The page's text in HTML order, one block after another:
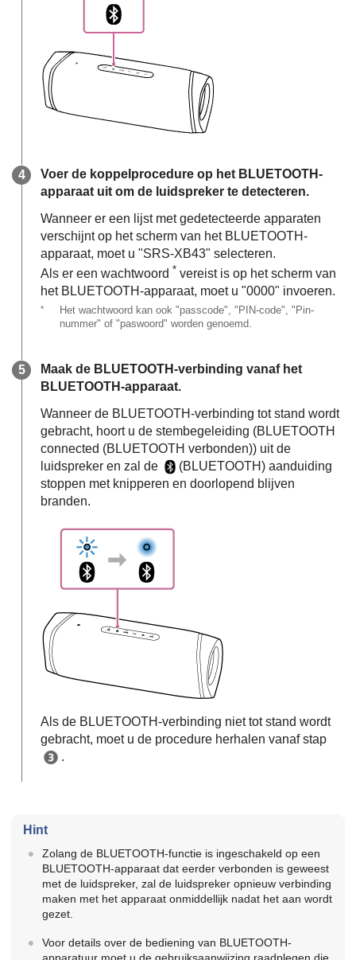
Voer de koppelprocedure op het BLUETOOTH-
apparaat uit om de luidspreker te detecteren.
Wanneer er een lijst met gedetecteerde apparaten
verschijnt op het scherm van het BLUETOOTH-
apparaat, moet u "SRS-XB43" selecteren.
Als er een wachtwoord * vereist is op het scherm van
het BLUETOOTH-apparaat, moet u "0000" invoeren.
*
Het wachtwoord kan ook "passcode", "PIN-code", "Pin-
nummer" of "paswoord" worden genoemd.
Maak de BLUETOOTH-verbinding vanaf het
BLUETOOTH-apparaat.
Wanneer de BLUETOOTH-verbinding tot stand wordt
gebracht, hoort u de stembegeleiding (BLUETOOTH
connected (BLUETOOTH verbonden)) uit de
luidspreker en zal de
(BLUETOOTH) aanduiding
stoppen met knipperen en doorlopend blijven
branden.
Als de BLUETOOTH-verbinding niet tot stand wordt
gebracht, moet u de procedure herhalen vanaf stap
.
Hint
Zolang de BLUETOOTH-functie is ingeschakeld op een
BLUETOOTH-apparaat dat eerder verbonden is geweest
met de luidspreker, zal de luidspreker opnieuw verbinding
maken met het apparaat onmiddellijk nadat het aan wordt
gezet.
Voor details over de bediening van BLUETOOTH-